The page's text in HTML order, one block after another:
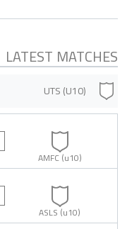
LATEST MATCHES
UTS (U10)
AMFC (u10)
ASLS (u10)